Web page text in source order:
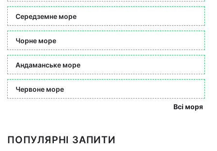
Середземне море
Чорне море
Андаманське море
Червоне море
Всі моря
ПОПУЛЯРНІ ЗАПИТИ